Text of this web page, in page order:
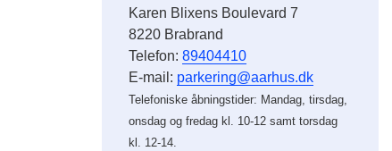
Karen Blixens Boulevard 7
8220 Brabrand
Telefon:89404410
E-mail: parkering@aarhus.dk
Telefoniske åbningstider: Mandag, tirsdag,
onsdag og fredag kl. 10-12 samt torsdag
kl. 12-14.